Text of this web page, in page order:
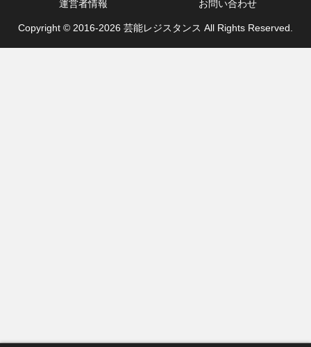
運営者情報 お問い合わせ
Copyright © 2016-2026 芸能レジスタンス All Rights Reserved.